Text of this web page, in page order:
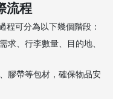
流程
程可分為以下幾個階段：
求、行李數量、目的地、
膠帶等包材，確保物品安